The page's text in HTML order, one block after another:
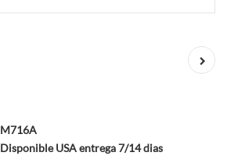
M716A
Disponible USA entrega 7/14 dias